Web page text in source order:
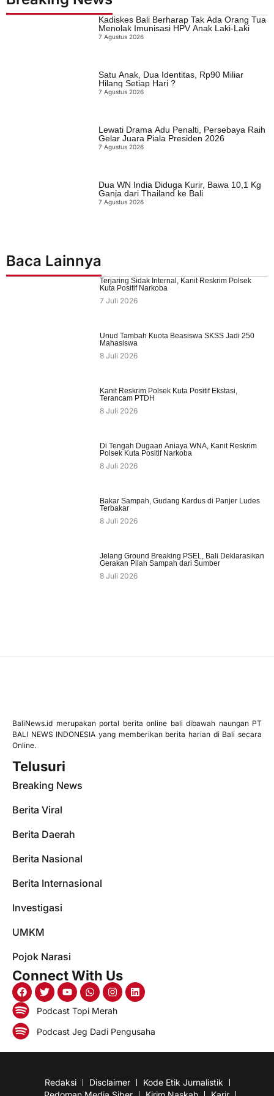
Kadiskes Bali Berharap Tak Ada Orang Tua
Menolak Imunisasi HPV Anak Laki-Laki
7 Agustus 2026
Satu Anak, Dua Identitas, Rp90 Miliar
Hilang Setiap Hari ?
7 Agustus 2026
Lewati Drama Adu Penalti, Persebaya Raih
Gelar Juara Piala Presiden 2026
7 Agustus 2026
Dua WN India Diduga Kurir, Bawa 10,1 Kg
Ganja dari Thailand ke Bali
7 Agustus 2026
Baca Lainnya
Terjaring Sidak Internal, Kanit Reskrim Polsek
Kuta Positif Narkoba
7 Juli 2026
Unud Tambah Kuota Beasiswa SKSS Jadi 250
Mahasiswa
8 Juli 2026
Kanit Reskrim Polsek Kuta Positif Ekstasi,
Terancam PTDH
8 Juli 2026
Di Tengah Dugaan Aniaya WNA, Kanit Reskrim
Polsek Kuta Positif Narkoba
8 Juli 2026
Bakar Sampah, Gudang Kardus di Panjer Ludes
Terbakar
8 Juli 2026
Jelang Ground Breaking PSEL, Bali Deklarasikan
Gerakan Pilah Sampah dari Sumber
8 Juli 2026
BaliNews.id merupakan portal berita online bali dibawah naungan PT
BALI NEWS INDONESIA yang memberikan berita harian di Bali secara
Online.
Telusuri
Breaking News
Berita Viral
Berita Daerah
Berita Nasional
Berita Internasional
Investigasi
UMKM
Pojok Narasi
Connect With Us
Podcast Topi Merah
Podcast Jeg Dadi Pengusaha
Redaksi Disclaimer
Kode Etik Jurnalistik